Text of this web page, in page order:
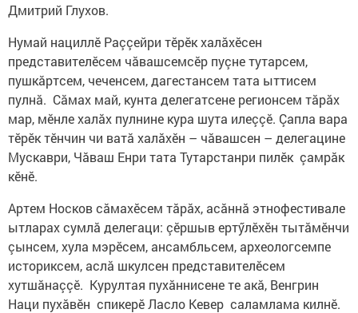
Дмитрий Глухов.
Нумай нациллӗ Раççейри тӗрӗк халăхӗсен
представителӗсем чăвашсемсӗр пуçне тутарсем,
пушкăртсем, чеченсем, дагестансем тата ыттисем
пулнă. Сăмах май, кунта делегатсене регионсем тăрăх
мар, мӗнле халăх пулнине кура шута илеççӗ. Çапла вара
тӗрӗк тӗнчин чи ватă халăхӗн – чăвашсен – делегацине
Мускаври, Чăваш Енри тата Тутарстанри пилӗк çамрăк
кӗнӗ.
Артем Носков сăмахӗсем тăрăх, асăннă этнофестивале
ытларах сумлă делегаци: çӗршыв ертӳлӗхӗн тытăмӗнчи
çынсем, хула мэрӗсем, ансамбльсем, археологсемпе
историксем, аслă шкулсен представителӗсем
хутшăнаççӗ. Курултая пухăннисене те акă, Венгрин
Наци пухăвӗн спикерӗ Ласло Кевер саламлама килнӗ.